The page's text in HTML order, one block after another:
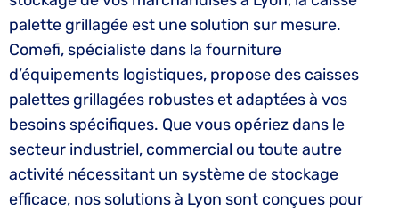
palette grillagée est une solution sur mesure.
Comefi, spécialiste dans la fourniture
d’équipements logistiques, propose des caisses
palettes grillagées robustes et adaptées à vos
besoins spécifiques. Que vous opériez dans le
secteur industriel, commercial ou toute autre
activité nécessitant un système de stockage
efficace, nos solutions à Lyon sont conçues pour